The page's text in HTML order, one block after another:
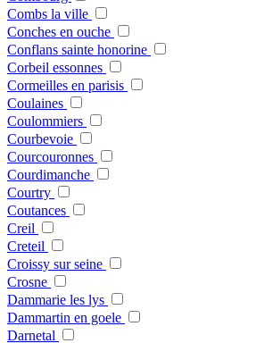
Combs la ville
Conches en ouche
Conflans sainte honorine
Corbeil essonnes
Cormeilles en parisis
Coulaines
Coulommiers
Courbevoie
Courcouronnes
Courdimanche
Courtry
Coutances
Creil
Creteil
Croissy sur seine
Crosne
Dammarie les lys
Dammartin en goele
Darnetal